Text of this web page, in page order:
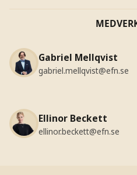
Gabriel Mellqvist
gabriel.mellqvist@efn.se
Ellinor Beckett
ellinor.beckett@efn.se